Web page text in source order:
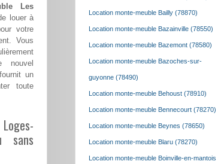
Les
louer à
votre
Vous
nouvel
un
toute
sans
Location monte-meuble Bailly (78870)
Location monte-meuble Bazainville (78550)
Location monte-meuble Bazemont (78580)
Location monte-meuble Bazoches-sur-
guyonne (78490)
Location monte-meuble Behoust (78910)
Location monte-meuble Bennecourt (78270)
Location monte-meuble Beynes (78650)
Location monte-meuble Blaru (78270)
Location monte-meuble Boinville-en-mantois